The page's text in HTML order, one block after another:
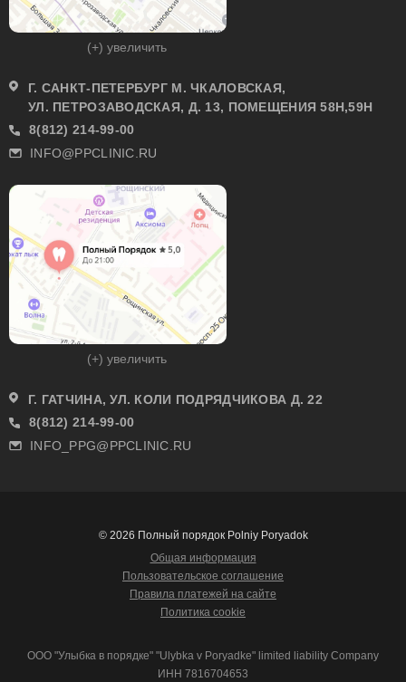
(+) увеличить
Г. САНКТ-ПЕТЕРБУРГ М. ЧКАЛОВСКАЯ,
УЛ. ПЕТРОЗАВОДСКАЯ, Д. 13, ПОМЕЩЕНИЯ 58Н,59Н
8(812) 214-99-00
INFO@PPCLINIC.RU
(+) увеличить
Г. ГАТЧИНА, УЛ. КОЛИ ПОДРЯДЧИКОВА Д. 22
8(812) 214-99-00
INFO_PPG@PPCLINIC.RU
© 2026 Полный порядок Polniy Poryadok
Общая информация
Пользовательское соглашение
Правила платежей на сайте
Политика cookie
ООО "Улыбка в порядке" "Ulybka v Poryadke" limited liability Company
ИНН 7816704653